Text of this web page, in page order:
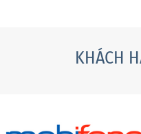
KHÁCH